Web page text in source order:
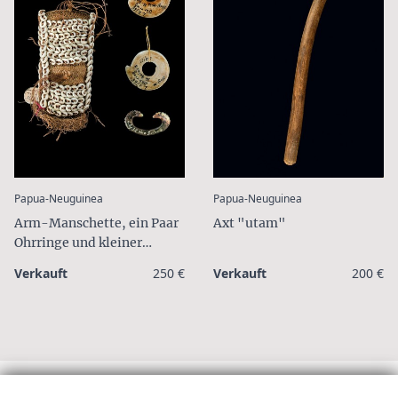
Papua-Neuguinea
Arm-Manschette, ein Paar
Ohrringe und kleiner
Verkauft 250 €
Papua-Neuguinea
Axt "utam"
Verkauft 200 €